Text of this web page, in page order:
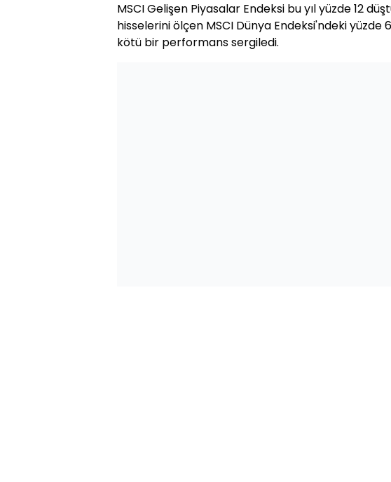
MSCI Gelişen Piyasalar Endeksi bu yıl yüzde 12
hisselerini ölçen MSCI Dünya Endeksi'ndeki yüzde
kötü bir performans sergiledi.